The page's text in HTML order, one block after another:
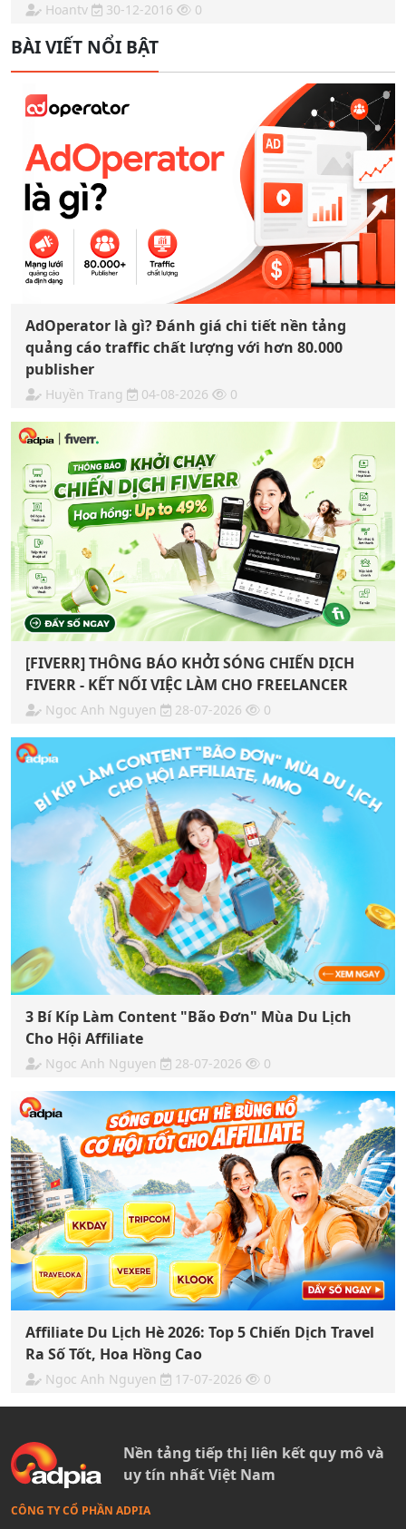
Hoantv 30-12-2016 0
BÀI VIẾT NỔI BẬT
AdOperator là gì? Đánh giá chi tiết nền tảng
quảng cáo traffic chất lượng với hơn 80.000
publisher
Huyền Trang 04-08-2026 0
[FIVERR] THÔNG BÁO KHỞI SÓNG CHIẾN DỊCH
FIVERR - KẾT NỐI VIỆC LÀM CHO FREELANCER
Ngoc Anh Nguyen 28-07-2026 0
3 Bí Kíp Làm Content "Bão Đơn" Mùa Du Lịch
Cho Hội Affiliate
Ngoc Anh Nguyen 28-07-2026 0
Affiliate Du Lịch Hè 2026: Top 5 Chiến Dịch Travel
Ra Số Tốt, Hoa Hồng Cao
Ngoc Anh Nguyen 17-07-2026 0
Nền tảng tiếp thị liên kết quy mô và
uy tín nhất Việt Nam
CÔNG TY CỔ PHẦN ADPIA